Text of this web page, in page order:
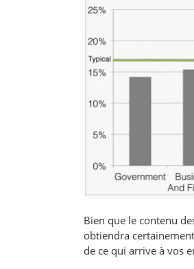
Bien que le contenu
obtiendra
de ce qui arrive à vos